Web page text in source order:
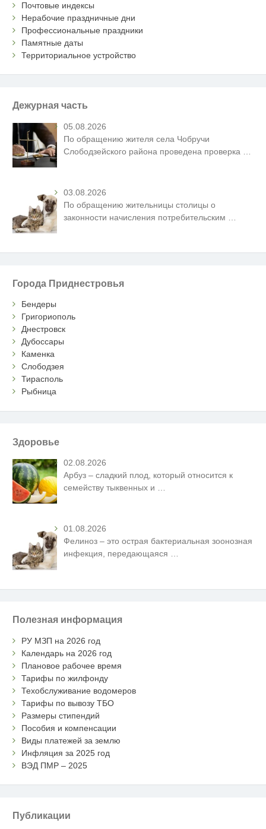
Почтовые индексы
Нерабочие праздничные дни
Профессиональные праздники
Памятные даты
Территориальное устройство
Дежурная часть
05.08.2026
По обращению жителя села Чобручи
Слободзейского района проведена проверка
03.08.2026
По обращению жительницы столицы о
законности начисления потребительским
Города Приднестровья
Бендеры
Григориополь
Днестровск
Дубоссары
Каменка
Слободзея
Тирасполь
Рыбница
Здоровье
02.08.2026
Арбуз – сладкий плод, который относится к
семейству тыквенных и
01.08.2026
Фелиноз – это острая бактериальная зоонозная
инфекция, передающаяся …
Полезная информация
РУ МЗП на 2026 год
Календарь на 2026 год
Плановое рабочее время
Тарифы по жилфонду
Техобслуживание водомеров
Тарифы по вывозу ТБО
Размеры стипендий
Пособия и компенсации
Виды платежей за землю
Инфляция за 2025 год
ВЭД ПМР – 2025
Публикации